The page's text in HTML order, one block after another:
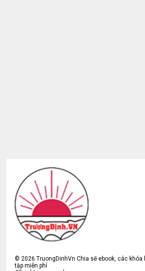
©2026 TruongDinhVn Chia sẽ ebook, các
tập miễn phí